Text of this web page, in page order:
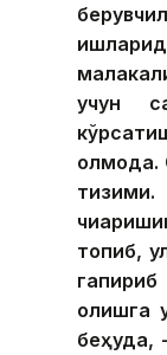
учун
топиб,
олишга
беҳуда,